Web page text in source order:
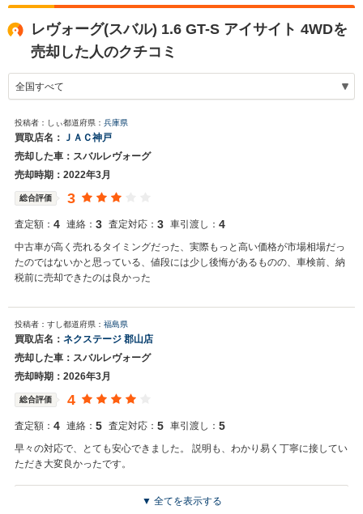
レヴォーグ(スバル) 1.6 GT-S アイサイト 4WDを
売却した人のクチコミ
投稿者：しぃ都道府県： 兵庫県
買取店名： ＪＡＣ神戸
売却した車：スバルレヴォーグ
売却時期：2022年3月
総合評価 3
査定額： 4 連絡： 3 査定対応： 3 車引渡し： 4
中古車が高く売れるタイミングだった、実際もっと高い価格が市場相場だっ
たのではないかと思っている、値段には少し後悔があるものの、車検前、納
税前に売却できたのは良かった
投稿者：すし 都道府県： 福島県
買取店名： ネクステージ 郡山店
売却した車：スバルレヴォーグ
売却時期：2026年3月
総合評価 4
査定額： 4 連絡： 5 査定対応： 5 車引渡し： 5
早々の対応で、とても安心できました。 説明も、わかり易く丁寧に接してい
ただき大変良かったです。
▼ 全てを表示する